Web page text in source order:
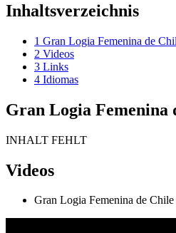
Inhaltsverzeichnis
1 Gran Logia Femenina de
2 Videos
3 Links
4 Idiomas
Gran Logia Femenina
INHALT FEHLT
Videos
Gran Logia Femenina de